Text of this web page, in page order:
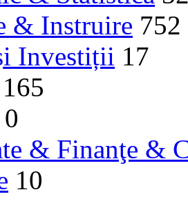
& Instruire 752
Investiții 17
165
0
& Finanţe &
10